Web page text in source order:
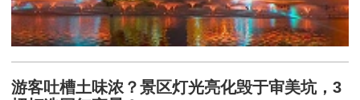
游客吐槽土味浓？景区灯光亮化毁于审美坑，3